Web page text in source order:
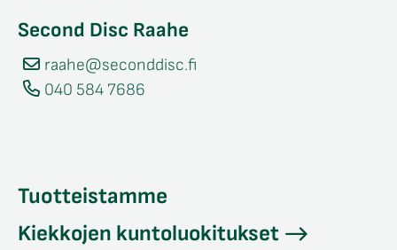
Second Disc Raahe
raahe@seconddisc.fi
040 584 7686
Tuotteistamme
Kiekkojen kuntoluokitukset